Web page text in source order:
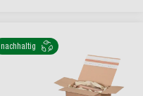
nachhaltig